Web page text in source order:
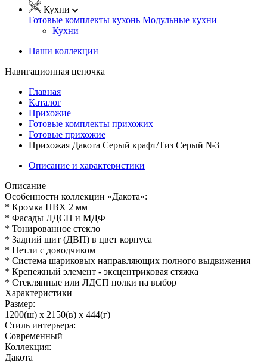
Кухни
Готовые комплекты кухонь Модульные кухни
Кухни
Наши коллекции
Навигационная цепочка
Главная
Каталог
Прихожие
Готовые комплекты прихожих
Готовые прихожие
Прихожая Дакота Серый крафт/Тиз Серый №3
Описание и характеристики
Описание
Особенности коллекции «Дакота»:
* Кромка ПВХ 2 мм
* Фасады ЛДСП и МДФ
* Тонированное стекло
* Задний щит (ДВП) в цвет корпуса
* Петли с доводчиком
* Система шариковых направляющих полного выдвижения
* Крепежный элемент - эксцентриковая стяжка
* Стеклянные или ЛДСП полки на выбор
Характеристики
Размер:
1200(ш) x 2150(в) x 444(г)
Стиль интерьера:
Современный
Коллекция:
Дакота